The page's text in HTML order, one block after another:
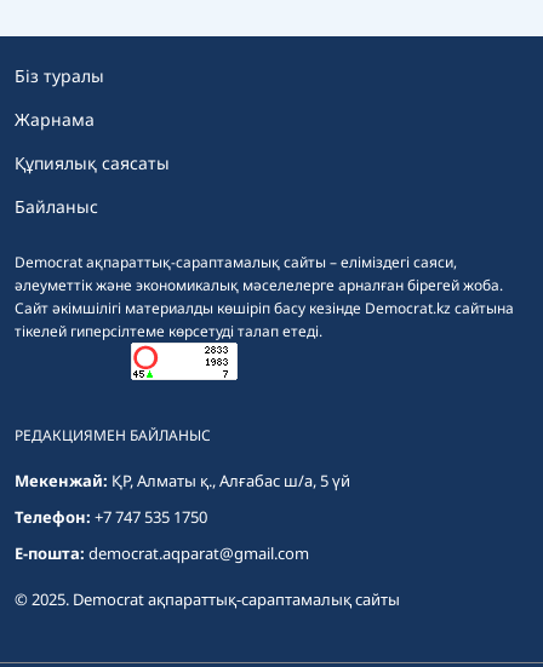
Democrat ақпараттық-сараптамалық сайты – еліміздегі саяси,
әлеуметтік және экономикалық мәселелерге арналған бірегей жоба.
Сайт әкімшілігі материалды көшіріп басу кезінде Democrat.kz сайтына
тікелей гиперсілтеме көрсетуді талап етеді.
Біз туралы
Жарнама
Құпиялық саясаты
Байланыс
РЕДАКЦИЯМЕН БАЙЛАНЫС
Мекенжай: ҚР, Алматы қ., Алғабас ш/а, 5 үй
Телефон: +7 747 535 1750
E-пошта: democrat.aqparat@gmail.com
© 2025. Democrat ақпараттық-сараптамалық сайты